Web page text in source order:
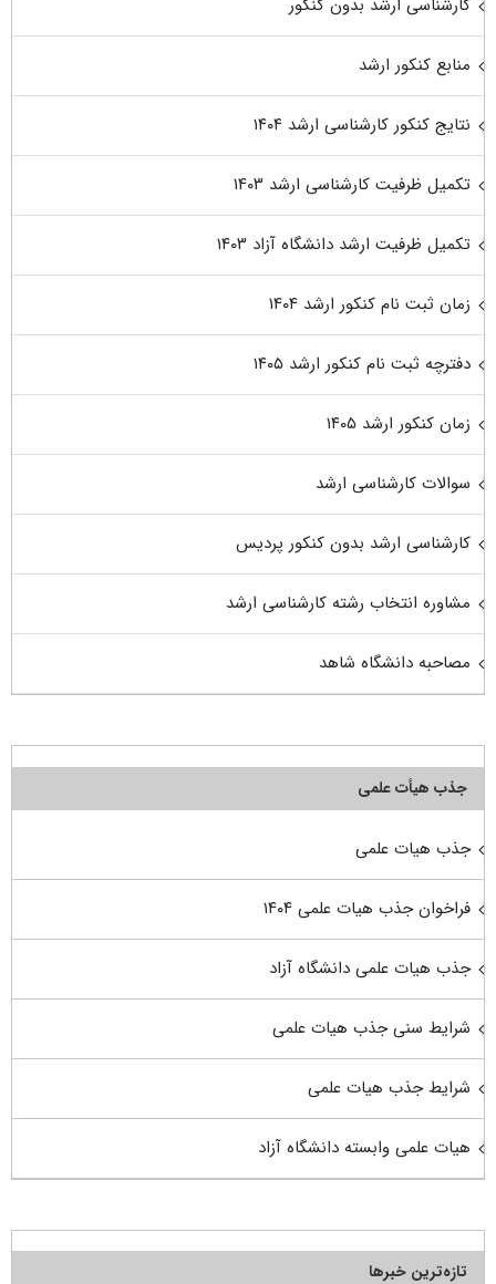
کارشناسی ارشد بدون کنکور
منابع کنکور ارشد
نتایج کنکور کارشناسی ارشد ۱۴۰۴
تکمیل ظرفیت کارشناسی ارشد ۱۴۰۳
تکمیل ظرفیت ارشد دانشگاه آزاد ۱۴۰۳
زمان ثبت نام کنکور ارشد ۱۴۰۴
دفترچه ثبت نام کنکور ارشد ۱۴۰۵
زمان کنکور ارشد ۱۴۰۵
سوالات کارشناسی ارشد
کارشناسی ارشد بدون کنکور پردیس
مشاوره انتخاب رشته کارشناسی ارشد
مصاحبه دانشگاه شاهد
جذب هیأت علمی
جذب هیات علمی
فراخوان جذب هیات علمی ۱۴۰۴
جذب هیات علمی دانشگاه آزاد
شرایط سنی جذب هیات علمی
شرایط جذب هیات علمی
هیات علمی وابسته دانشگاه آزاد
تازه‌ترین خبرها